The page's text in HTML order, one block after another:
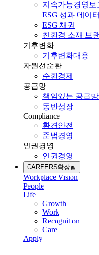
지속가능경영보
ESG 성과 데이터
ESG 채권
친환경 소재 브
기후변화
기후변화대응
자원선순환
순환경제
공급망
책임있는 공급망
동반성장
Compliance
환경안전
준법경영
인권경영
인권경영
CAREERS확장됨
Workplace Vision
People
Life
Growth
Work
Recognition
Care
Apply